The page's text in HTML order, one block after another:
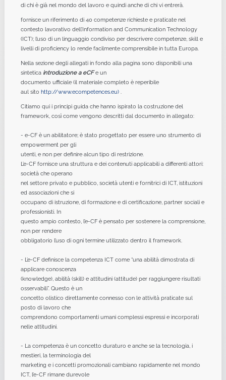
di chi è già nel mondo del lavoro e quindi anche di chi vi entrerà.
fornisce un riferimento di 40 competenze richieste e praticate nel
contesto lavorativo dell’Information and Communication Technology
(ICT); l’uso di un linguaggio condiviso per descrivere competenze, skill e
livelli di proficiency lo rende facilmente comprensibile in tutta Europa.
Nella sezione degli allegati in fondo alla pagina sono disponibili una
sintetica introduzione a eCFe un
documento ufficiale (il materiale completo è reperibile
aulsito http://www.ecompetences.eu).
Citiamo qui i principi guida che hanno ispirato la costruzione del
framework, così come vengono descritti dal documento in allegato:
- e-CF è un abilitatore; è stato progettato per essere uno strumento di
empowerment per gli
utenti, e non per definire alcun tipo di restrizione.
L’e-CF fornisce una struttura e dei contenuti applicabili a differenti attori:
società che operano
nel settore privato e pubblico, società utenti e fornitrici di ICT, istituzioni
ed associazioni che si
occupano di istruzione, di formazione e di certificazione, partner sociali e
professionisti. In
questo ampio contesto, l’e-CF è pensato per sostenere la comprensione,
non per rendere
obbligatorio l’uso di ogni termine utilizzato dentro il framework.
- L’e-CF definisce la competenza ICT come “una abilità dimostrata di
applicare conoscenza
(knowledge), abilità (skill) e attitudini (attitude) per raggiungere risultati
osservabili”. Questo è un
concetto olistico direttamente connesso con le attività praticate sul
posto di lavoro che
comprendono comportamenti umani complessi espressi e incorporati
nelle attitudini.
- La competenza è un concetto duraturo e anche se la tecnologia, i
mestieri, la terminologia del
marketing e i concetti promozionali cambiano rapidamente nel mondo
ICT, l’e-CF rimane durevole